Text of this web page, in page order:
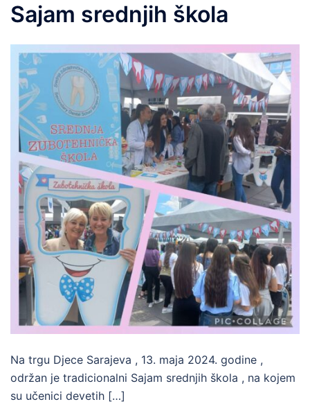
Sajam srednjih škola
Na trgu Djece Sarajeva , 13. maja 2024. godine ,
održan je tradicionalni Sajam srednjih škola , na kojem
su učenici devetih […]